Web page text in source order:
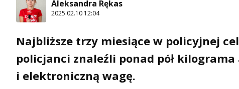
Aleksandra Rękas
2025.02.10 12:04
Najbliższe trzy miesiące w policyjnej
policjanci znaleźli ponad pół
i elektroniczną wagę.